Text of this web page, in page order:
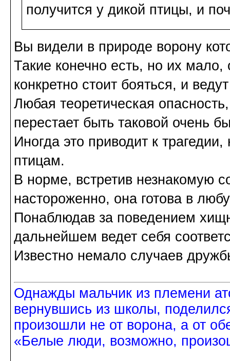
получится у дикой птицы, и
Вы видели в природе ворону
Такие конечно есть, но их
конкретно стоит бояться, и
Любая теоретическая
перестает быть таковой очень
Иногда это приводит к
птицам.
В норме, встретив незнакомую
настороженно, она готова в
Понаблюдав за поведением
дальнейшем ведет себя
Известно немало случаев
Однажды мальчик из племени
вернувшись из школы,
произошли не от ворона, а от
«Белые люди, возможно,